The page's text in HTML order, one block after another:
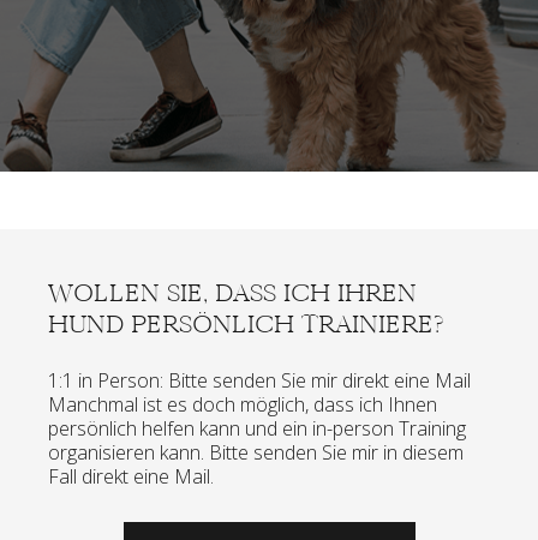
WOLLEN SIE, DASS ICH IHREN
HUND PERSÖNLICH TRAINIERE?
1:1 in Person: Bitte senden Sie mir direkt eine Mail
Manchmal ist es doch möglich, dass ich Ihnen
persönlich helfen kann und ein in-person Training
organisieren kann. Bitte senden Sie mir in diesem
Fall direkt eine Mail.